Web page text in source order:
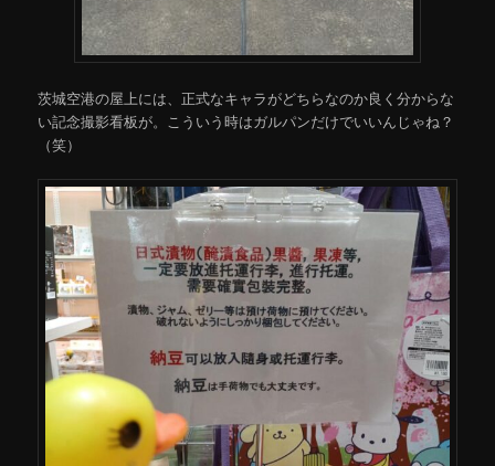
茨城空港の屋上には、正式なキャラがどちらなのか良く分からな
い記念撮影看板が。こういう時はガルパンだけでいいんじゃね？
（笑）